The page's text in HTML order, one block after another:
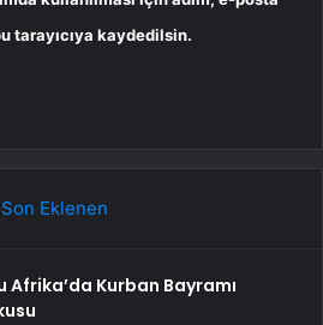
tarayıcıya kaydedilsin.
Son Eklenen
Afrika’da Kurban Bayramı